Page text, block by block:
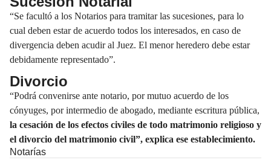
“Se facultó a los Notarios para tramitar las sucesiones, para lo
cual deben estar de acuerdo todos los interesados, en caso de
divergencia deben acudir al Juez. El menor heredero debe estar
debidamente representado”.
Divorcio
“Podrá convenirse ante notario, por mutuo acuerdo de los
cónyuges, por intermedio de abogado, mediante escritura pública,
la cesación de los efectos civiles de todo matrimonio religioso y
el divorcio del matrimonio civil”, explica ese establecimiento.
Notarías